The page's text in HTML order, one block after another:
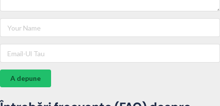
A depune